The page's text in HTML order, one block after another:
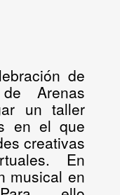
de
de Arenas
un taller
en el que
creativas
En
musical en